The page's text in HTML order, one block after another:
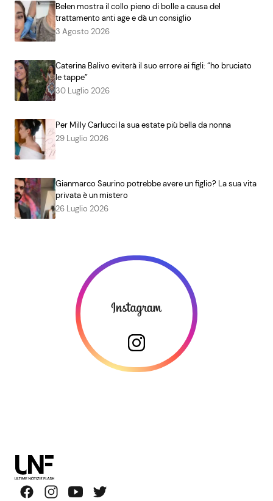
Belen mostra il collo pieno di bolle a causa del
trattamento anti age e dà un consiglio
3 Agosto 2026
Caterina Balivo eviterà il suo errore ai figli: “ho bruciato
le tappe”
30 Luglio 2026
Per Milly Carlucci la sua estate più bella da nonna
29 Luglio 2026
Gianmarco Saurino potrebbe avere un figlio? La sua vita
privata è un mistero
26 Luglio 2026